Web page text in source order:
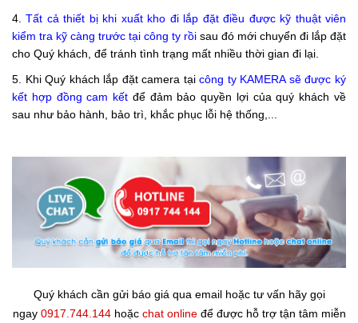
4.Tất cả thiết bị khi xuất kho đi lắp đặt điều được kỹ thuật viên
kiểm tra kỹ càng trước tại công ty rồi sau đó mới chuyển đi lắp đặt
cho Quý khách, để tránh tình trạng mất nhiều thời gian đi lại.
5. Khi Quý khách lắp đặt camera tạicông ty KAMERA sẽ được ký
kết hợp đồngcam kết để đảm bảo quyền lợi của quý khách về
sau như bảo hành, bảo trì, khắc phục lỗi hệ thống,...
Quý khách cần gửi báo giá qua email hoặc tư vấn hãy gọi
ngay 0917.744.144 hoặc chat online để được hỗ trợ tận tâm miễn